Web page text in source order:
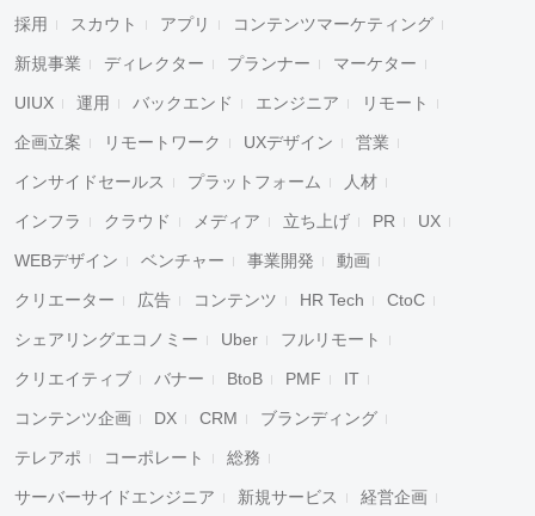
採用 スカウト アプリ コンテンツマーケティング
新規事業 ディレクター プランナー マーケター
UIUX 運用 バックエンド エンジニア リモート
企画立案 リモートワーク UXデザイン 営業
インサイドセールス プラットフォーム 人材
インフラ クラウド メディア 立ち上げ PR UX
WEBデザイン ベンチャー 事業開発 動画
クリエーター 広告 コンテンツ HR Tech CtoC
シェアリングエコノミー Uber フルリモート
クリエイティブ バナー BtoB PMF IT
コンテンツ企画 DX CRM ブランディング
テレアポ コーポレート 総務
サーバーサイドエンジニア 新規サービス 経営企画